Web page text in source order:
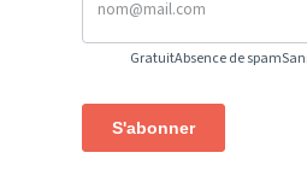
GratuitAbsence de spam
S'abonner